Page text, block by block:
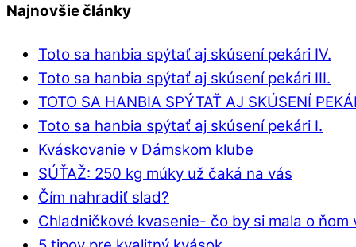
Najnovšie články
Toto sa hanbia spýtať aj skúsení pekári IV.
Toto sa hanbia spýtať aj skúsení pekári III.
TOTO SA HANBIA SPÝTAŤ AJ SKÚSENÍ
Toto sa hanbia spýtať aj skúsení pekári I.
Kváskovanie v Dámskom klube
SÚŤAŽ: 250 kg múky už čaká na vás
Čím nahradiť slad?
Chladničkové kvasenie- čo by si mala o ňom